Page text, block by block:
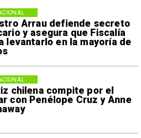
Arrau defiende secreto
y asegura que Fiscalía
levantarlo en la mayoría de
chilena compite por el
con Penélope Cruz y Anne